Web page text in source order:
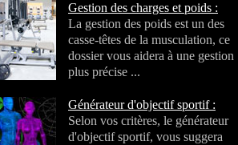
Gestion des charges et poids :
La gestion des poids est un des
casse-têtes de la musculation, ce
dossier vous aidera à une gestion
plus précise ...
Générateur d'objectif sportif :
Selon vos critères, le générateur
d'objectif sportif, vous suggera